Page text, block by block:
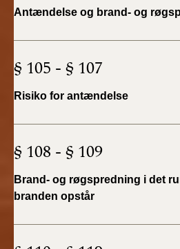
BR18 (1/1-4/7 2019)
BR18 (1/7-31/12
BR18 (1/1-30/6
2018)
Tidligere BR (1961-
2010)
Antændelse og brand- og
§ 105 - § 107
Risiko for antændelse
§ 108 - § 109
Brand- og røgspredning i det
branden opstår